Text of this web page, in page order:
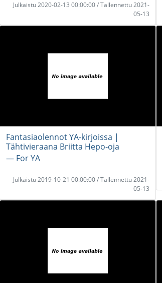
Julkaistu 2020-02-13 00:00:00 / Tallennettu 2021-
05-13
Fantasiaolennot YA-kirjoissa |
Tähtivieraana Briitta Hepo-oja
― For YA
Julkaistu 2019-10-21 00:00:00 / Tallennettu 2021-
05-13